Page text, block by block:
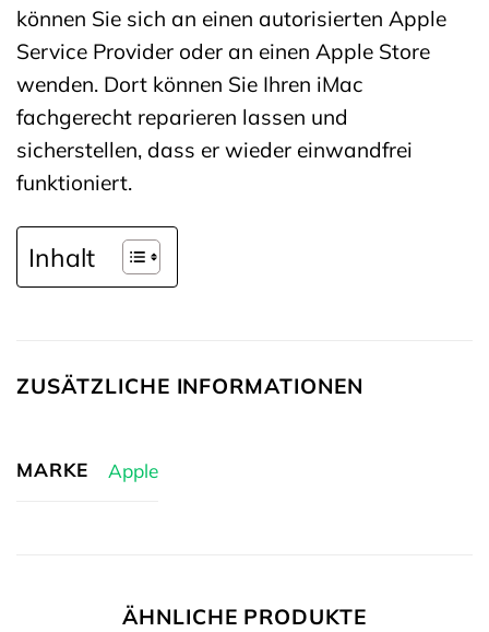
können Sie sich an einen autorisierten Apple
Service Provider oder an einen Apple Store
wenden. Dort können Sie Ihren iMac
fachgerecht reparieren lassen und
sicherstellen, dass er wieder einwandfrei
funktioniert.
Inhalt
ZUSÄTZLICHE INFORMATIONEN
MARKE Apple
ÄHNLICHE PRODUKTE